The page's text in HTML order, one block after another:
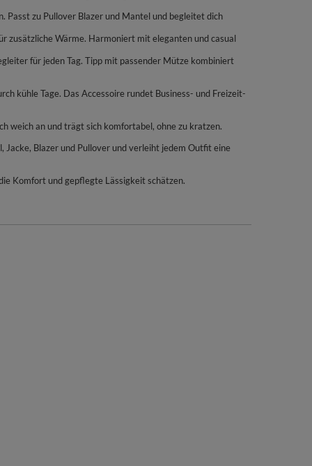
Passt zu Pullover Blazer und Mantel und begleitet dich
zusätzliche Wärme. Harmoniert mit eleganten und casual
für jeden Tag. Tipp mit passender Mütze kombiniert
kühle Tage. Das Accessoire rundet Business- und Freizeit-
weich an und trägt sich komfortabel, ohne zu kratzen.
Jacke, Blazer und Pullover und verleiht jedem Outfit eine
Komfort und gepflegte Lässigkeit schätzen.